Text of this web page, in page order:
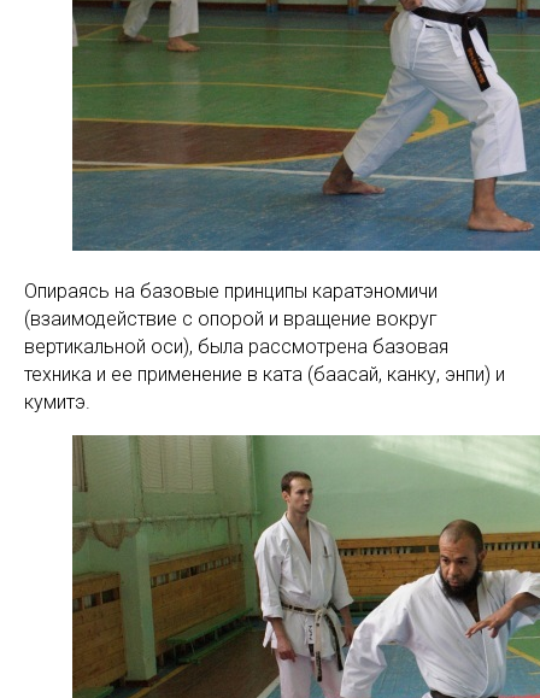
Опираясь на базовые принципы каратэномичи
(взаимодействие с опорой и вращение вокруг
вертикальной оси), была рассмотрена базовая
техника и ее применение в ката (баасай, канку, энпи) и
кумитэ.